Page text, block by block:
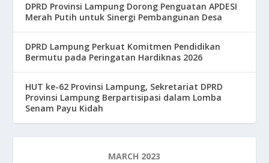
DPRD Provinsi Lampung Dorong Penguatan APDESI
Merah Putih untuk Sinergi Pembangunan Desa
DPRD Lampung Perkuat Komitmen Pendidikan
Bermutu pada Peringatan Hardiknas 2026
HUT ke-62 Provinsi Lampung, Sekretariat DPRD
Provinsi Lampung Berpartisipasi dalam Lomba
Senam Payu Kidah
MARCH 2023